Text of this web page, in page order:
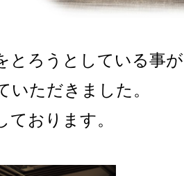
とろうとしている事が
いただきました。
おります。